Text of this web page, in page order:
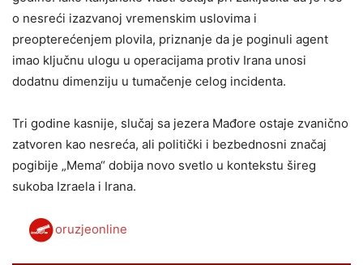
o nesreći izazvanoj vremenskim uslovima i
preopterećenjem plovila, priznanje da je poginuli agent
imao ključnu ulogu u operacijama protiv Irana unosi
dodatnu dimenziju u tumačenje celog incidenta.
Tri godine kasnije, slučaj sa jezera Mađore ostaje zvanično
zatvoren kao nesreća, ali politički i bezbednosni značaj
pogibije „Mema“ dobija novo svetlo u kontekstu šireg
sukoba Izraela i Irana.
oruzjeonline